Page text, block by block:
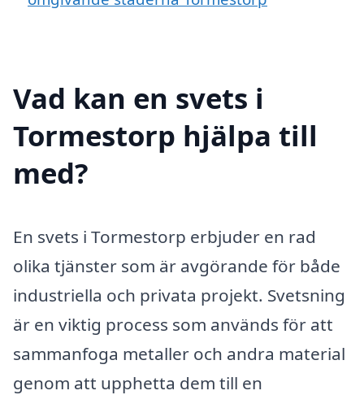
Vad kan en svets i
Tormestorp hjälpa till
med?
En svets i Tormestorp erbjuder en rad
olika tjänster som är avgörande för både
industriella och privata projekt. Svetsning
är en viktig process som används för att
sammanfoga metaller och andra material
genom att upphetta dem till en